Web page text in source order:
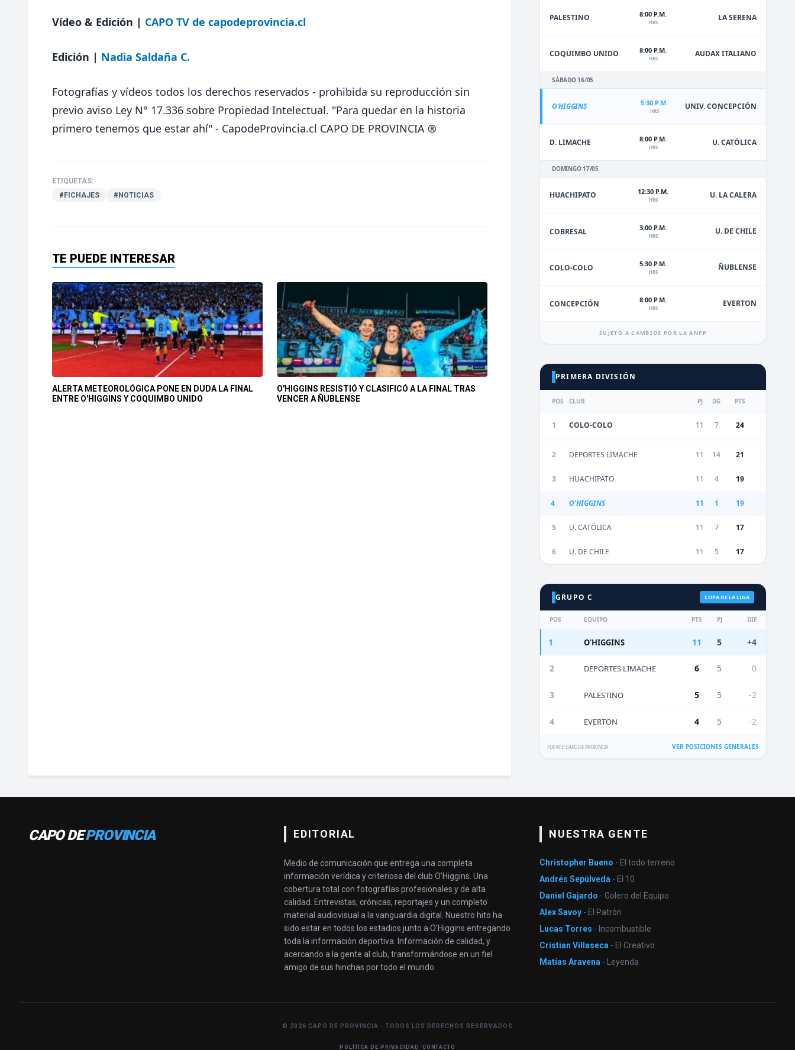
Vídeo & Edición | CAPO TV de capodeprovincia.cl
Edición | Nadia Saldaña C.
Fotografías y vídeos todos los derechos reservados - prohibida su reproducción sin
previo aviso Ley N° 17.336 sobre Propiedad Intelectual. "Para quedar en la historia
primero tenemos que estar ahí" - CapodeProvincia.cl CAPO DE PROVINCIA ®
ETIQUETAS:
#FICHAJES
#NOTICIAS
TE PUEDE INTERESAR
ALERTA METEOROLÓGICA PONE EN DUDA LA FINAL
ENTRE O'HIGGINS Y COQUIMBO UNIDO
O'HIGGINS RESISTIÓ Y CLASIFICÓ A LA FINAL TRAS
VENCER A ÑUBLENSE
PALESTINO 8:00 P.M.
HRS LA SERENA
COQUIMBO UNIDO 8:00 P.M.
HRS AUDAX ITALIANO
SÁBADO 16/05
O'HIGGINS 5:30 P.M.
HRS UNIV. CONCEPCIÓN
D. LIMACHE 8:00 P.M.
HRS U. CATÓLICA
DOMINGO 17/05
HUACHIPATO 12:30 P.M.
HRS U. LA CALERA
COBRESAL 3:00 P.M.
HRS U. DE CHILE
COLO-COLO 5:30 P.M.
HRS ÑUBLENSE
CONCEPCIÓN 8:00 P.M.
HRS EVERTON
SUJETO A CAMBIOS POR LA ANFP
PRIMERA DIVISIÓN
POS CLUB PJ DG PTS
1 COLO-COLO 11 7 24
2 DEPORTES LIMACHE 11 14 21
3 HUACHIPATO 11 4 19
4 O'HIGGINS 11 1 19
5 U. CATÓLICA 11 7 17
6 U. DE CHILE 11 5 17
GRUPO C COPA DE LA LIGA
POS EQUIPO PTS PJ DIF
1 O'HIGGINS 11 5 +4
2 DEPORTES LIMACHE 6 5 0
3 PALESTINO 5 5 -2
4 EVERTON 4 5 -2
FUENTE: CAPO DE PROVINCIA VER POSICIONES GENERALES
CAPO DEPROVINCIA EDITORIAL
Medio de comunicación que entrega una completa
información verídica y criteriosa del club O’Higgins. Una
cobertura total con fotografías profesionales y de alta
calidad. Entrevistas, crónicas, reportajes y un completo
material audiovisual a la vanguardia digital. Nuestro hito ha
sido estar en todos los estadios junto a O'Higgins entregando
toda la información deportiva. Información de calidad, y
acercando a la gente al club, transformándose en un fiel
amigo de sus hinchas por todo el mundo.
NUESTRA GENTE
Christopher Bueno - El todo terreno
Andrés Sepúlveda - El 10
Daniel Gajardo - Golero del Equipo
Alex Savoy - El Patrón
Lucas Torres - Incombustible
Cristian Villaseca - El Creativo
Matías Aravena - Leyenda
© 2026 CAPO DE PROVINCIA - TODOS LOS DERECHOS RESERVADOS
POLÍTICA DE PRIVACIDAD | CONTACTO